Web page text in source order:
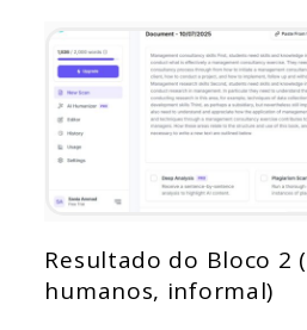
Resultado do Bloco 2
humanos, informal)